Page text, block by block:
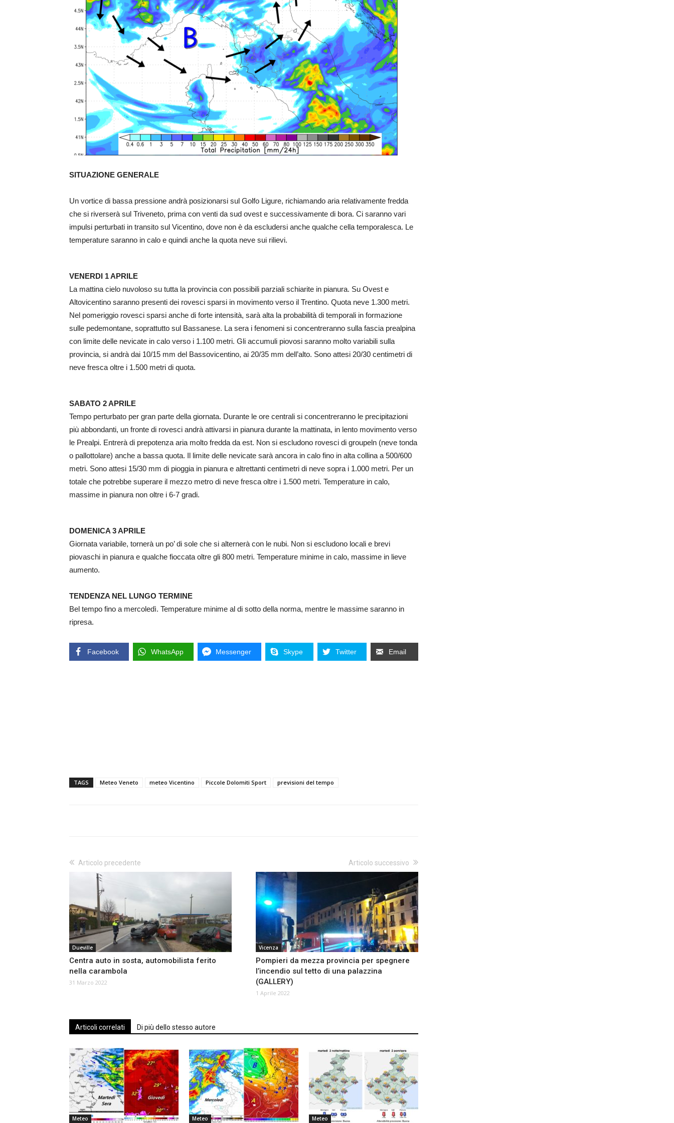
SITUAZIONE GENERALE
Un vortice di bassa pressione andrà posizionarsi sul Golfo Ligure, richiamando aria relativamente fredda
che si riverserà sul Triveneto, prima con venti da sud ovest e successivamente di bora. Ci saranno vari
impulsi perturbati in transito sul Vicentino, dove non è da escludersi anche qualche cella temporalesca. Le
temperature saranno in calo e quindi anche la quota neve sui rilievi.
VENERDI 1 APRILE
La mattina cielo nuvoloso su tutta la provincia con possibili parziali schiarite in pianura. Su Ovest e
Altovicentino saranno presenti dei rovesci sparsi in movimento verso il Trentino. Quota neve 1.300 metri.
Nel pomeriggio rovesci sparsi anche di forte intensità, sarà alta la probabilità di temporali in formazione
sulle pedemontane, soprattutto sul Bassanese. La sera i fenomeni si concentreranno sulla fascia prealpina
con limite delle nevicate in calo verso i 1.100 metri. Gli accumuli piovosi saranno molto variabili sulla
provincia, si andrà dai 10/15 mm del Bassovicentino, ai 20/35 mm dell’alto. Sono attesi 20/30 centimetri di
neve fresca oltre i 1.500 metri di quota.
SABATO 2 APRILE
Tempo perturbato per gran parte della giornata. Durante le ore centrali si concentreranno le precipitazioni
più abbondanti, un fronte di rovesci andrà attivarsi in pianura durante la mattinata, in lento movimento verso
le Prealpi. Entrerà di prepotenza aria molto fredda da est. Non si escludono rovesci di groupeln (neve tonda
o pallottolare) anche a bassa quota. Il limite delle nevicate sarà ancora in calo fino in alta collina a 500/600
metri. Sono attesi 15/30 mm di pioggia in pianura e altrettanti centimetri di neve sopra i 1.000 metri. Per un
totale che potrebbe superare il mezzo metro di neve fresca oltre i 1.500 metri. Temperature in calo,
massime in pianura non oltre i 6-7 gradi.
DOMENICA 3 APRILE
Giornata variabile, tornerà un po’ di sole che si alternerà con le nubi. Non si escludono locali e brevi
piovaschi in pianura e qualche fioccata oltre gli 800 metri. Temperature minime in calo, massime in lieve
aumento.
TENDENZA NEL LUNGO TERMINE
Bel tempo fino a mercoledì. Temperature minime al di sotto della norma, mentre le massime saranno in
ripresa.
Facebook WhatsApp Messenger Skype Twitter Email
TAGS Meteo Veneto meteo Vicentino Piccole Dolomiti Sport previsioni del tempo
Articolo precedente
Dueville
Centra auto in sosta, automobilista ferito
nella carambola
31 Marzo 2022
Articolo successivo
Vicenza
Pompieri da mezza provincia per spegnere
l’incendio sul tetto di una palazzina
(GALLERY)
1 Aprile 2022
Articoli correlati Di più dello stesso autore
Meteo Meteo Meteo